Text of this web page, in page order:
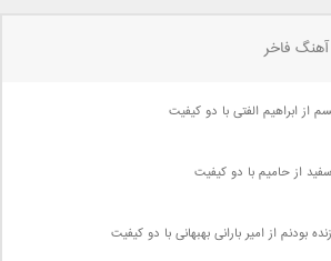
فاخر
از ابراهیم الفتی با دو کیفیت
از حامیم با دو کیفیت
بودنم از امیر بارانی بهبهانی با دو کیفیت